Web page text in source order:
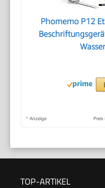
Phomemo P12
* Anzeige Preis
TOP-ARTIKEL